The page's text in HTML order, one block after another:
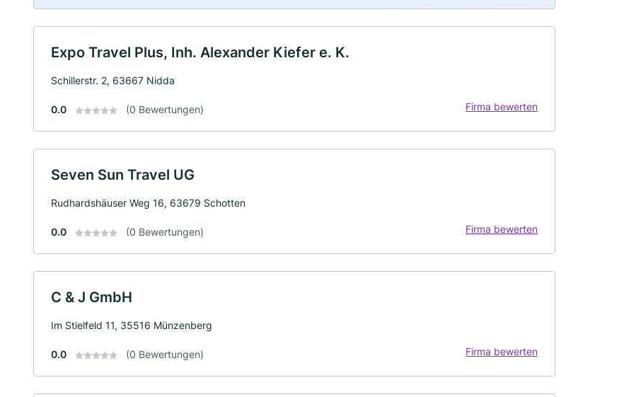
Expo Travel Plus, Inh. Alexander Kiefer e. K.
Schillerstr. 2, 63667 Nidda
0.0 (0 Bewertungen) Firma bewerten
Seven Sun Travel UG
Rudhardshäuser Weg 16, 63679 Schotten
0.0 (0 Bewertungen) Firma bewerten
C & J GmbH
Im Stielfeld 11, 35516 Münzenberg
0.0 (0 Bewertungen) Firma bewerten